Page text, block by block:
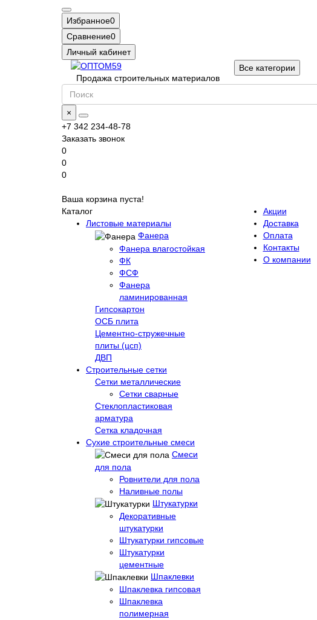
Избранное0
Сравнение0
Личный кабинет
Продажа строительных материалов
Все категории
×
+7 342 234-48-78
Заказать звонок
0
0
0
Ваша корзина пуста!
Каталог
Листовые материалы
Фанера
Фанера влагостойкая
ФК
ФСФ
Фанера
ламинированная
Гипсокартон
ОСБ плита
Цементно-стружечные
плиты (цсп)
ДВП
Строительные сетки
Сетки металлические
Сетки сварные
Стеклопластиковая
арматура
Сетка кладочная
Сухие строительные смеси
Смеси
для пола
Ровнители для пола
Наливные полы
Штукатурки
Декоративные
штукатурки
Штукатурки гипсовые
Штукатурки
цементные
Шпаклевки
Шпаклевка гипсовая
Шпаклевка
полимерная
Акции
Доставка
Оплата
Контакты
О компании